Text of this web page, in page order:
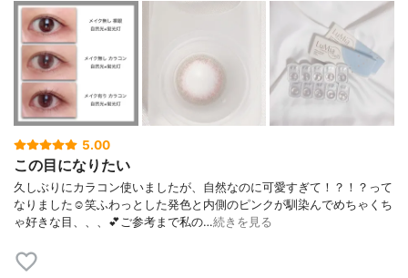
5.00
この目になりたい
久しぶりにカラコン使いましたが、自然なのに可愛すぎて！？！？って
なりました☺笑ふわっとした発色と内側のピンクが馴染んでめちゃくち
ゃ好きな目、、、💕ご参考まで私の…続きを見る